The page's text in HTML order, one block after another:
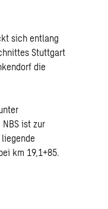
sich entlang
Stuttgart
die
ist zur
km 19,1+85.